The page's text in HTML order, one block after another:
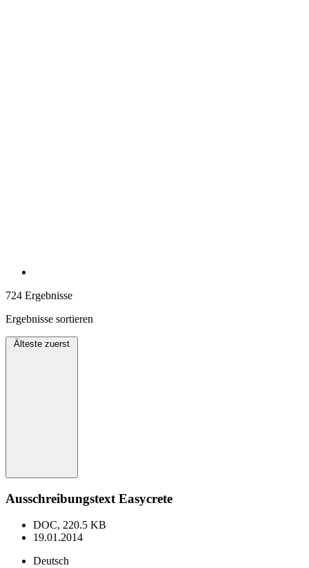
724 Ergebnisse
Ergebnisse sortieren
Älteste zuerst
Ausschreibungstext Easycrete
DOC, 220.5 KB
19.01.2014
Deutsch